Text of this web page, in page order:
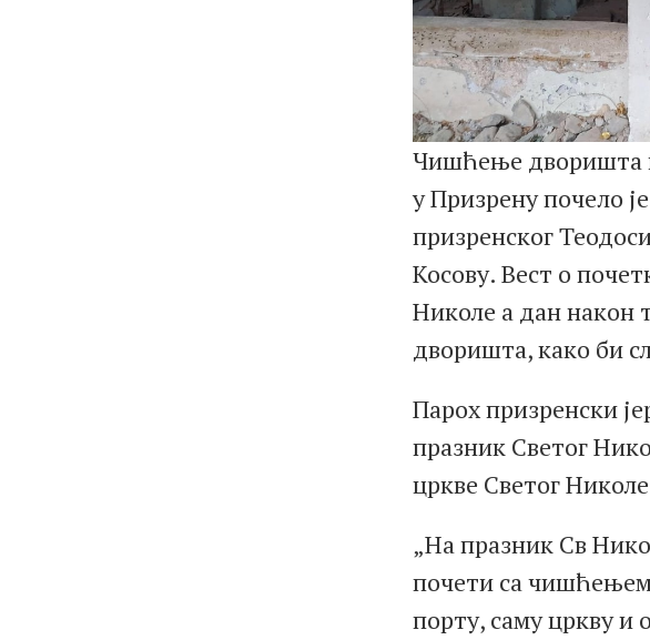
Чишћење дворишта
у Призрену почело
призренског
Косову. Вест о
Николе а дан након
дворишта, како би
Парох призренски
празник Светог
цркве Светог
„На празник Св
почети са
порту, саму цркву и